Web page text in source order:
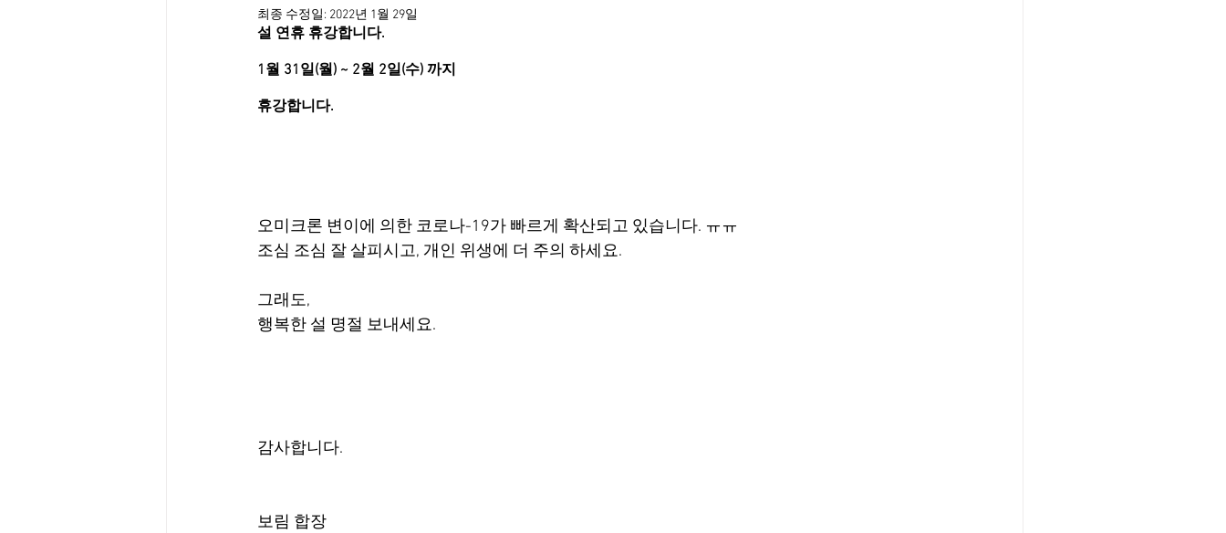
최종 수정일: 2022년 1월 29일
설 연휴 휴강합니다.
1월 31일(월) ~ 2월 2일(수) 까지
휴강합니다.
오미크론 변이에 의한 코로나-19가 빠르게 확산되고 있습니다. ㅠㅠ
조심 조심 잘 살피시고, 개인 위생에 더 주의 하세요.
그래도,
행복한 설 명절 보내세요.
감사합니다.
보림 합장